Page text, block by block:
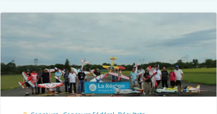
Médoc"